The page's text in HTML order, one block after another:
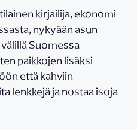
kirjailija, ekonomi
nykyään asun
Suomessa
paikkojen lisäksi
että kahviin
lenkkejä ja nostaa isoja